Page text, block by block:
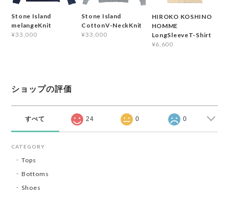
Stone Island
melangeKnit
¥33,000
Stone Island
CottonV-NeckKnit
¥33,000
HIROKO KOSHINO
HOMME
LongSleeveT-Shirt
¥6,600
ショップの評価
すべて 24 0 0
CATEGORY
Tops
Bottoms
Shoes